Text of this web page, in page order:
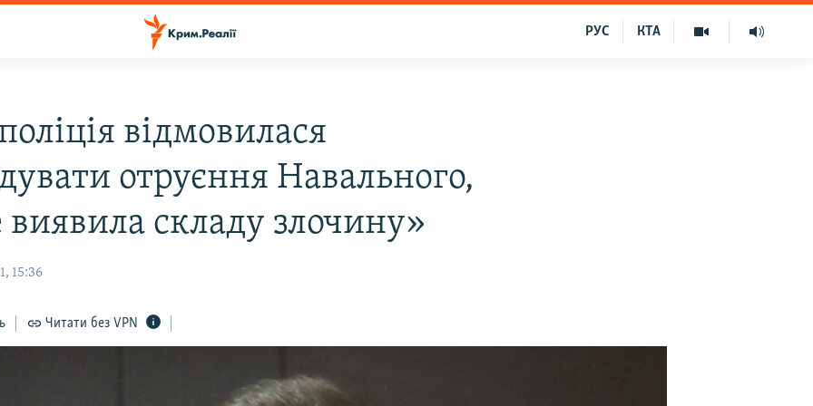
КТА
РУС
відмовилася
отруєння Навального,
виявила складу злочину»
15:36
Читати без VPN